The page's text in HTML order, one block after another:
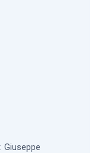
Giuseppe